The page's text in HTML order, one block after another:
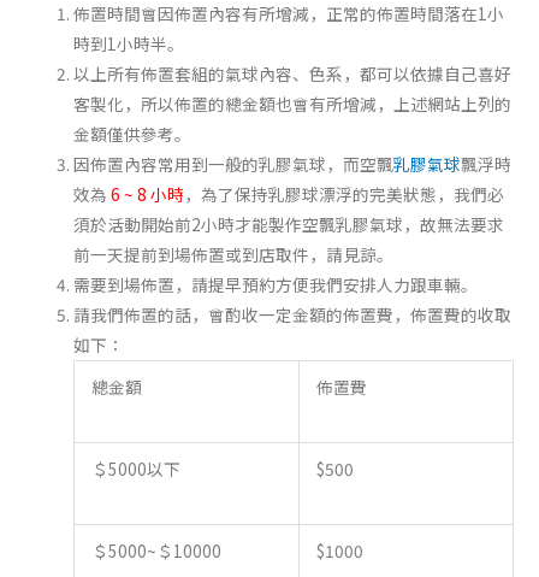
佈置時間會因佈置內容有所增減，正常的佈置時間落在1小
時到1小時半。
以上所有佈置套組的氣球內容、色系，都可以依據自己喜好
客製化，所以佈置的總金額也會有所增減，上述網站上列的
金額僅供參考。
因佈置內容常用到一般的乳膠氣球，而空飄乳膠氣球飄浮時
效為 6 ~ 8 小時 ，為了保持乳膠球漂浮的完美狀態，我們必
須於活動開始前2小時才能製作空飄乳膠氣球，故無法要求
前一天提前到場佈置或到店取件，請見諒。
需要到場佈置，請提早預約方便我們安排人力跟車輛。
請我們佈置的話，會酌收一定金額的佈置費，佈置費的收取
如下：
總金額
佈置費
＄5000以下 $500
＄5000~＄10000 $1000